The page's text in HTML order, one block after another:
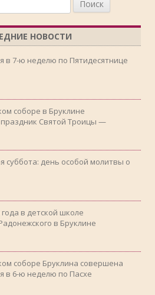
НОВОСТИ
в 7-ю неделю по Пятидесятнице
соборе в Бруклине
Святой Троицы —
суббота: день особой молитвы о
в детской школе
в Бруклине
соборе Бруклина совершена
в 6-ю неделю по Пасхе